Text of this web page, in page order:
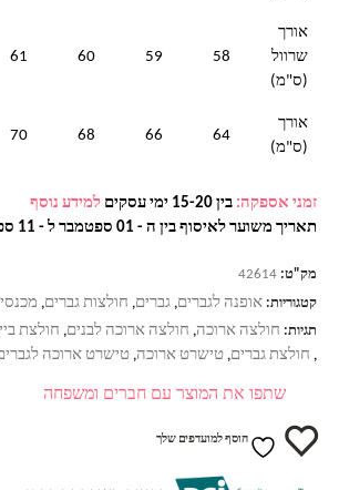
אורך
שרוול
(ס"מ)
58
59
60
61
אורך
(ס"מ)
64
66
68
70
זמני אספקה: בין 15-20 ימי עסקים
למידע נוסף
תאריך משוער לאיסוף בין ה - 01 ספטמבר ל - 11 ספטמבר
מק"ט: 42614
קטגוריות: אופנה לגברים, גברים, חולצות גברים,
תגיות: חולצה ארוכה, חולצה ארוכה לבנים, חולצת
, חולצת גברים, טישרט ארוכה, טישרט ארוכה
שתפו את המוצר עם חברים ומשפחה
הוסף למועדפים שלך